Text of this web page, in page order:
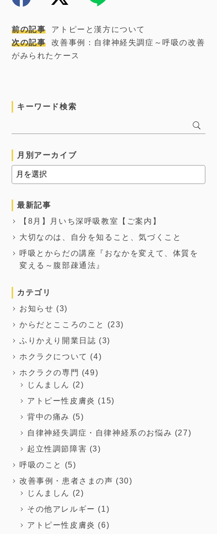
前の記事
アトピーと漢方について
次の記事
改善事例：自律神経失調症～呼吸の改善
がみられたケース
キーワード検索
月別アーカイブ
最新記事
【8月】月いち深呼吸教室【ご案内】
大切なのは、自分を知ること、気づくこと
呼吸とからだの講座『おなかを変えて、体質を
変える～腹部疎通法』
カテゴリ
お知らせ (3)
からだとこころのこと
(23)
ふりかえり開業日誌 (3)
ホクラクについて (4)
ホクラクの専門 (49)
じんましん (2)
アトピー性皮膚炎 (15)
背中の痛み (5)
自律神経失調症・自律神経系のお悩み (27)
起立性調節障害 (3)
呼吸のこと
(5)
改善事例・患者さまの声 (30)
じんましん (2)
その他アレルギー (1)
アトピー性皮膚炎 (6)